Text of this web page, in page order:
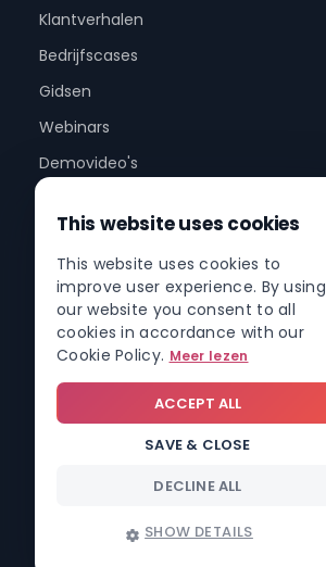
Klantverhalen
Bedrijfscases
Gidsen
Webinars
Demovideo's
Bedrijf
Over ons
Partnerprogramma
Partnernetwerk
© 2026 Involv intranet
This website uses cookies
This website uses cookies to
improve user experience. By using
our website you consent to all
cookies in accordance with our
Cookie Policy. Meer lezen
SAVE & CLOSE
ACCEPT ALL
DECLINE ALL
SHOW DETAILS